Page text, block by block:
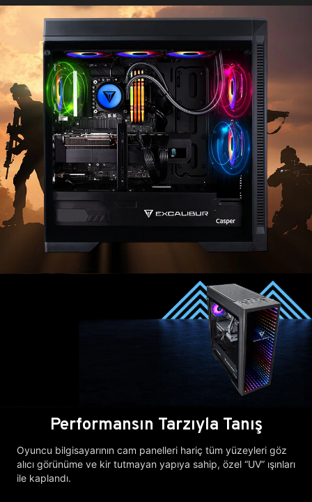
Performansın Tarzıyla Tanış
Oyuncu bilgisayarının cam panelleri hariç tüm yüzeyleri göz
alıcı görünüme ve kir tutmayan yapıya sahip, özel “UV” ışınları
ile kaplandı.